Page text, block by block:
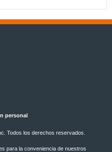
personal
Todos los derechos reservados.
para la conveniencia de nuestros